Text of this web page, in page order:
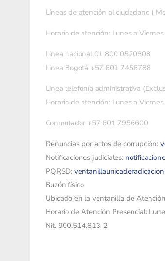
Líneas de atención al ciudadano (
Horario de atención: Lunes a
Linea nacional 01 800 0520808
Linea Bogotá +57 601 7456788
Linea telefonía administrativa
Horario de atención: Lunes a
Conmutador +57 601 7956600
Denuncias por actos de corrupción:
Notificaciones judiciales:
PQRSD:
Buzón físico
Ubicado en la ventanilla de
Horario de Atención Presencial:
Nit. 900.514.813-2